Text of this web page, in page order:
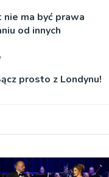
ma być prawa
od innych
prosto z Londynu!